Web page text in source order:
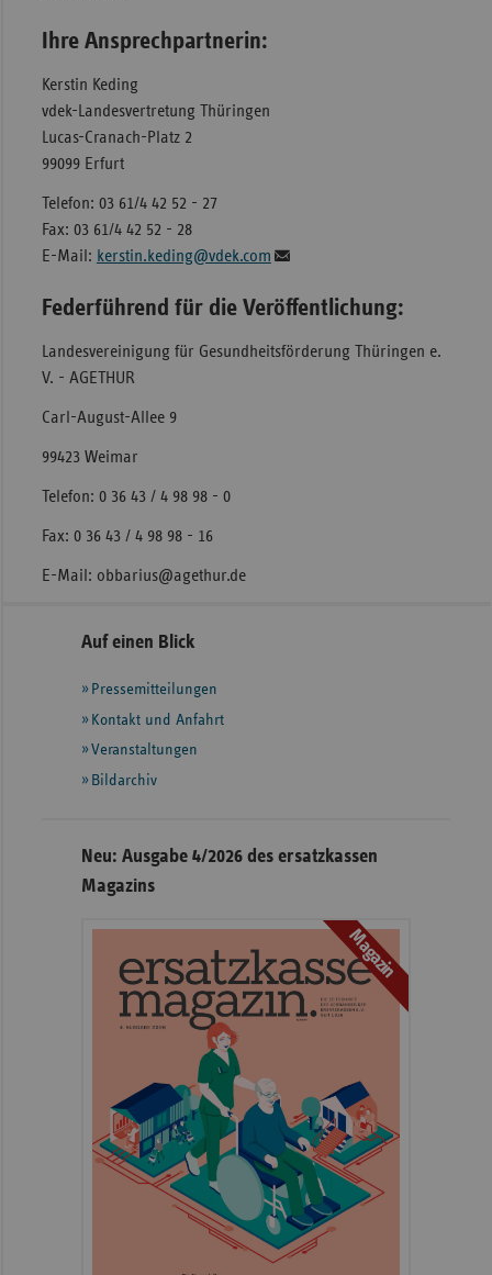
Ihre Ansprechpartnerin:
Kerstin Keding
vdek-Landesvertretung Thüringen
Lucas-Cranach-Platz 2
99099 Erfurt
Telefon: 03 61/4 42 52 - 27
Fax: 03 61/4 42 52 - 28
E-Mail: kerstin.keding@vdek.com
Federführend für die Veröffentlichung:
Landesvereinigung für Gesundheitsförderung Thüringen e.
V. - AGETHUR
Carl-August-Allee 9
99423 Weimar
Telefon: 0 36 43 / 4 98 98 - 0
Fax: 0 36 43 / 4 98 98 - 16
E-Mail: obbarius@agethur.de
Seitennavigation
Seitenleiste
weiteren
Informationen
Auf einen Blick
Pressemitteilungen
Kontakt und Anfahrt
Veranstaltungen
Bildarchiv
Neu: Ausgabe 4/2026 des ersatzkassen
Magazins
Magazin